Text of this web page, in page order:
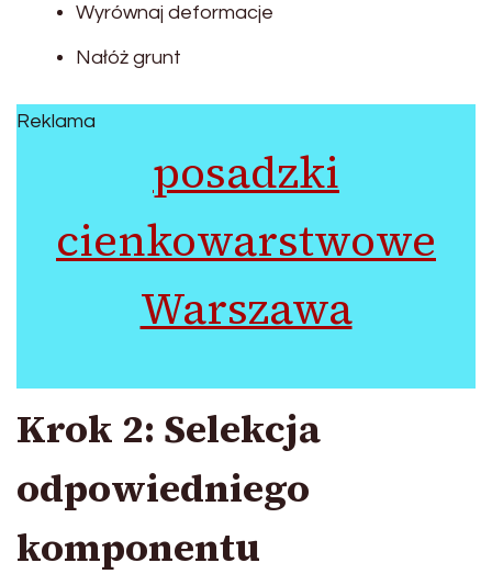
Wyrównaj deformacje
Nałóż grunt
Reklama
posadzki
cienkowarstwowe
Warszawa
Krok 2: Selekcja
odpowiedniego
komponentu